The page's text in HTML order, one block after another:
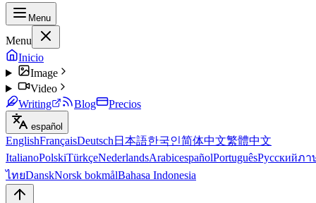
Menu
Menu
Inicio
Image
Video
Writing
Blog Precios
español
EnglishFrançaisDeutsch 日本語한국인简体中文繁體中文
ItalianoPolskiTürkçeNederlandsArabicespañolPortuguêsРусскийภา
ไทยDanskNorsk bokmålBahasa Indonesia